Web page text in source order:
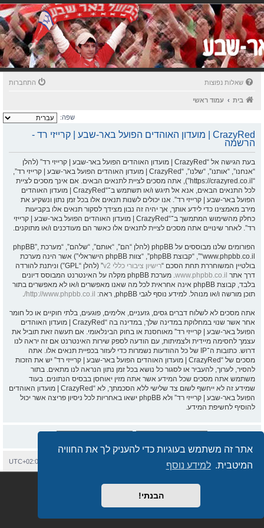
אתר זה משתמש בעוגיות כדי להעניק לך את החוויה
המיטבית. למידע נוסף
הבנתי!
שאלות נפוצות התחברות
בית עמוד ראשי
שפה:
CrazyRed | מועדון האוהדים הפועל באר-שבע | קרייזי רד -
הרשמה
בעת הגישה אל “CrazyRed | מועדון האוהדים הפועל באר-שבע | קרייזי רד” (להלן
“אנחנו”, “אותנו”, “שלנו”, “CrazyRed | מועדון האוהדים הפועל באר-שבע | קרייזי רד”,
“https://crazyred.co.il”), אתה מסכים לציית לתנאים הבאים. אם אינך מסכים לציית
לכל התנאים הבאים, אנא אל תיגש ו/או תשתמש ב־“CrazyRed | מועדון האוהדים
הפועל באר-שבע | קרייזי רד”. אנו יכולים לשנות תנאים אלו בכל זמן נתון ונשקיע את
מירב מאמצינו כדי לידע אותך, אך יהיה זה נבון מצידך לסקור תנאים אלו בקביעות
כחלק מהשימוש המתמשך ב־“CrazyRed | מועדון האוהדים הפועל באר-שבע | קרייזי
רד”. לאחר שינויים אתה מסכים לציית לתנאים אלו כאשר הם מעודכנים ו/או מתוקנים.
הפורומים שלנו מבוססים על phpBB (להלן “הם”, “אותם”, “שלהם”, “מערכת phpBB”,
“www.phpbb.co.il”, “קבוצת phpBB”, “צוות phpBB הישראלי”) אשר הינה מערכת
בולטיין המשוחררת תחת הסכם “רישיון ציבורי כללי v2
” (להלן “GPL”) וניתנת להורדה
דרך אתר www.phpbb.co.il
. מערכת phpBB מקלה על האינטרנט המבוסס דיונים
בלבד, קבוצת phpBB אינה אחראית לכל מה שאנו מאפשרים ו/או לא מאפשרים בתור
תוכן מורשה ו/או מנוהל. למידע נוסף לגבי phpBB, ראה:
http://www.phpbb.co.il/
.
אתה מסכים לא לשלוח דברים גסים, גזעניים, אלימים, פוגעים, בלתי חוקיים או כל חומר
אחר אשר שנוי במחלוקת במדינה שלך, במדינה בה “CrazyRed | מועדון האוהדים
הפועל באר-שבע | קרייזי רד” מאוחסנת או בחוק הבינלאומי. אם תעשה זאת תוביל את
עצמך לחסימה מיידית ולצמיתות, עם הודעה לספק שירות האינטרנט אם זה יראה לנו
דרוש. כתובות ה־IP של כל ההודעות נשמרות כדי לעזור בכפיית תנאים אלו. אתה
מסכים של “CrazyRed | מועדון האוהדים הפועל באר-שבע | קרייזי רד” יש את הזכות
להסיר, לערוך, להעביר או לסגור כל נושא בכל זמן נתון הנראה לנו מתאים. בתור
משתמש אתה מסכים שכל המידע אשר אתה מזין יאוחסן בבסיס הנתונים. בעוד
שמידע זה לא ייחשף לשום צד שלישי ללא הסכמתך, לא “CrazyRed | מועדון האוהדים
הפועל באר-שבע | קרייזי רד” ולא phpBB ישאו באחריות לכל ניסיון פריצה אשר יכול
להוסיף לחשיפת המידע.
בית עמוד ראשי UTC+02:00 יצירת קשר
מופעל על ידיphpBB
® Forum Software © phpBB Limited